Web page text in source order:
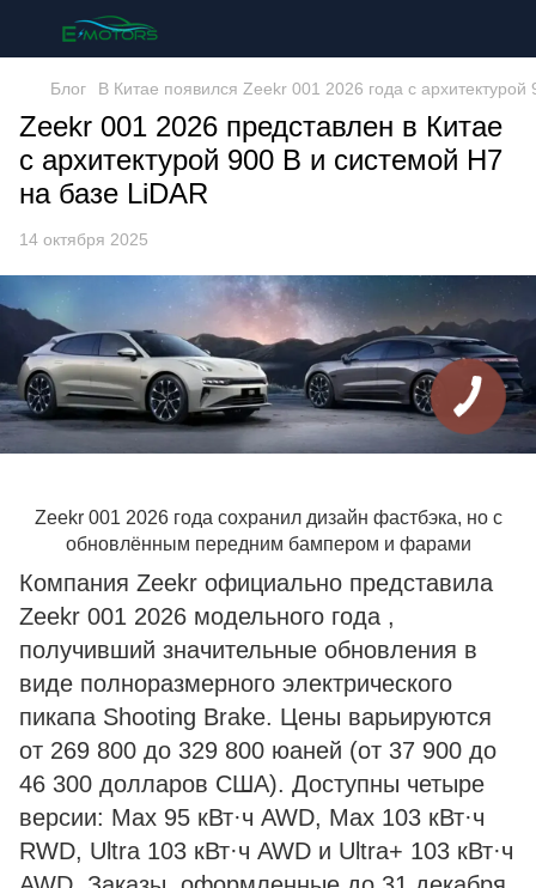
Блог В Китае появился Zeekr 001 2026 года с
Zeekr 001 2026 представлен в Китае
с архитектурой 900 В и системой H7
на базе LiDAR
14 октября 2025
Zeekr 001 2026 года сохранил дизайн фастбэка, но с
обновлённым передним бампером и фарами
Компания Zeekr официально представила
Zeekr 001 2026 модельного года ,
получивший значительные обновления в
виде полноразмерного электрического
пикапа Shooting Brake. Цены варьируются
от 269 800 до 329 800 юаней (от 37 900 до
46 300 долларов США). Доступны четыре
версии: Max 95 кВт·ч AWD, Max 103 кВт·ч
RWD, Ultra 103 кВт·ч AWD и Ultra+ 103 кВт·ч